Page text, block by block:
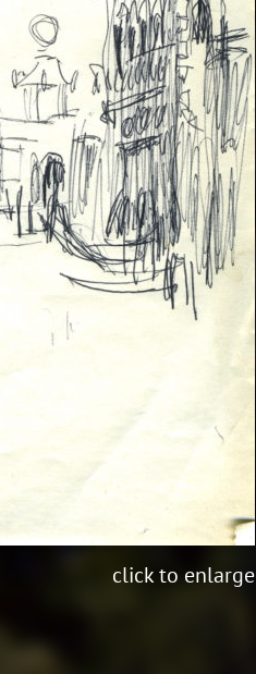
click to enlarge